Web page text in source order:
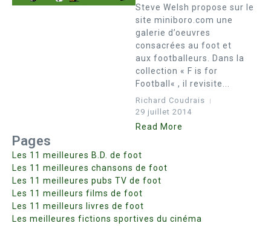
Steve Welsh propose sur le
site miniboro.com une
galerie d’oeuvres
consacrées au foot et
aux footballeurs. Dans la
collection « F is for
Football« , il revisite...
Richard Coudrais
29 juillet 2014
Read More
Pages
Les 11 meilleures B.D. de foot
Les 11 meilleures chansons de foot
Les 11 meilleures pubs TV de foot
Les 11 meilleurs films de foot
Les 11 meilleurs livres de foot
Les meilleures fictions sportives du cinéma